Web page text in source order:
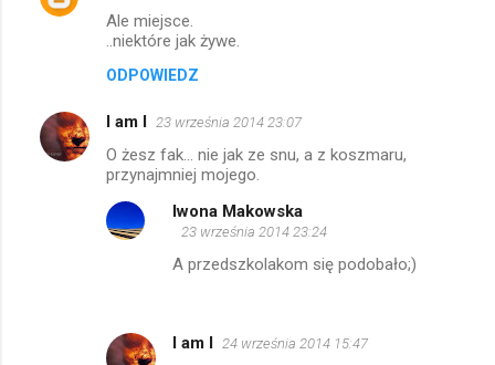
Ale miejsce.
..niektóre jak żywe.
ODPOWIEDZ
I am I 23 września 2014 23:07
O żesz fak... nie jak ze snu, a z koszmaru,
przynajmniej mojego.
Iwona Makowska
23 września 2014 23:24
A przedszkolakom się podobało;)
I am I 24 września 2014 15:47